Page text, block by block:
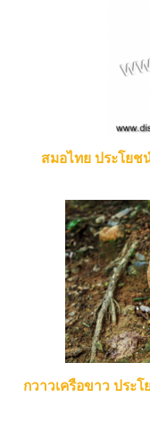
สมอไทย ประโย
กวาวเครือขาว ประ